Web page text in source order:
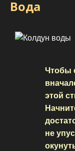
Вода
Чтобы
этой
не